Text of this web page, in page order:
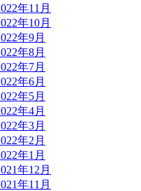
年11月
年10月
年9月
年8月
年7月
年6月
年5月
年4月
年3月
年2月
年1月
年12月
年11月